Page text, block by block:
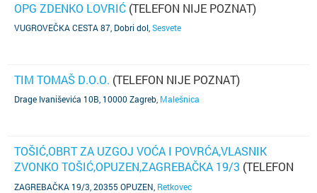
OPG ZDENKO LOVRIĆ (TELEFON NIJE POZNAT)
VUGROVEČKA CESTA 87, Dobri dol Sesvete
TIM TOMAŠ D.O.O. (TELEFON NIJE POZNAT)
Drage Ivaniševića 10B, 10000 Zagreb Malešnica
TOŠIĆ,OBRT ZA UZGOJ VOĆA I POVRĆA,VLASNIK
ZVONKO TOŠIĆ,OPUZEN,ZAGREBAČKA 19/3 (TELEFON
NIJE POZNAT)
ZAGREBAČKA 19/3, 20355 OPUZEN Retkovec